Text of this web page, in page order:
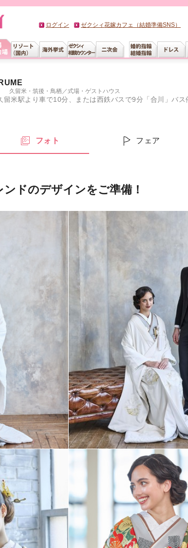
ログイン ゼクシィ花嫁カフェ（結婚準備SNS）
久留米・筑後・鳥栖 ／式場・ゲストハウス
米駅より車で10分、または西鉄バスで9分「合川」バス停下車徒歩
フォト フェア
ンドのデザインをご準備！